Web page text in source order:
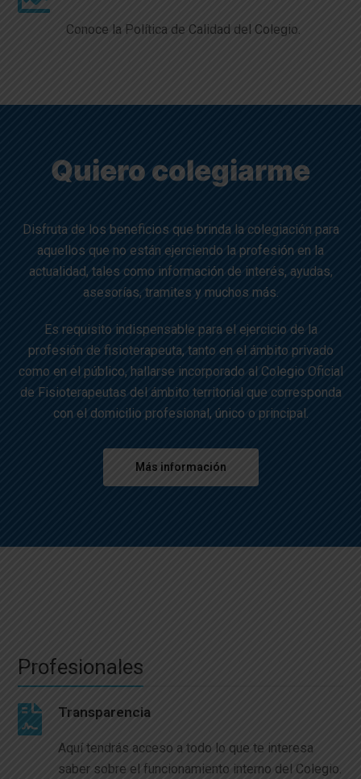
Conoce la Política de Calidad del Colegio.
Quiero colegiarme
Disfruta de los beneficios que brinda la colegiación para
aquellos que no están ejerciendo la profesión en la
actualidad, tales como información de interés, ayudas,
asesorías, tramites y muchos más.
Es requisito indispensable para el ejercicio de la
profesión de fisioterapeuta, tanto en el ámbito privado
como en el público, hallarse incorporado al Colegio Oficial
de Fisioterapeutas del ámbito territorial que corresponda
con el domicilio profesional, único o principal.
Más información
Profesionales
Transparencia
Aquí tendrás acceso a todo lo que te interesa
saber sobre el funcionamiento interno del Colegio.